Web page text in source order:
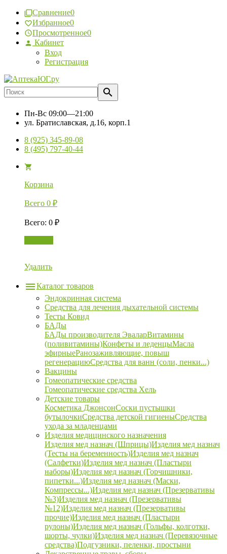
Сравнение0
Избранное0
Просмотренное0
Кабинет
Вход
Регистрация
Пн-Вс 09:00—21:00
ул. Братиславская, д.16, корп.1
8 (925) 345-89-08
8 (495) 797-40-44
Корзина
Всего 0 ₽
Всего: 0 ₽
Удалить
Каталог товаров
Эндокринная система
Средства для лечения дыхательной системы
Тесты Ковид
БАДы
БАДы производителя ЭваларВитамины
(поливитамины)Конфеты и леденцыМасла
эфирныеРанозаживляющие, повыш
регенерациюСредства для ванн (соли, пенки...)
Вакцины
Гомеопатические средства
Гомеопатические средства Хель
Детские товары
Косметика ДжонсонСоски пустышки
бутылочкиСредства детской гигиеныСредства
ухода за младенцами
Изделия медицинского назначения
Изделия мед назнач (Шприцы)Изделия мед назнач
(Тесты на беременность)Изделия мед назнач
(Салфетки)Изделия мед назнач (Пластыри
наборы)Изделия мед назнач (Горчишники,
пипетки...)Изделия мед назнач (Маски,
Компрессы...)Изделия мед назнач (Презервативы
№3)Изделия мед назнач (Презервативы
№12)Изделия мед назнач (Презервативы
прочие)Изделия мед назнач (Пластыри
рулоны)Изделия мед назнач (Гольфы, колготки,
шорты, чулки)Изделия мед назнач (Перевязочные
средства)Подгузники, пеленки, простыни